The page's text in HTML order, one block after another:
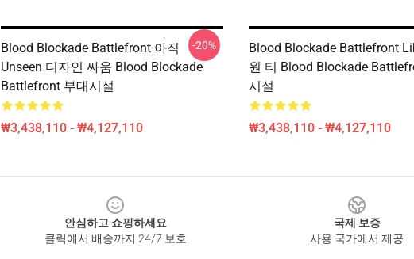
Blood Blockade Battlefront 아직
Unseen 디자인 싸움 Blood Blockade
Battlefront 부대시설
₩3,438,110 - ₩4,127,110
-20%
Blood Blockade Battlefront
원 티 Blood Blockade
시설
₩3,438,110 - ₩4,127,110
안심하고 쇼핑하세요
클릭에서 배송까지 24/7 보호
국제 보증
사용 국가에서 제공